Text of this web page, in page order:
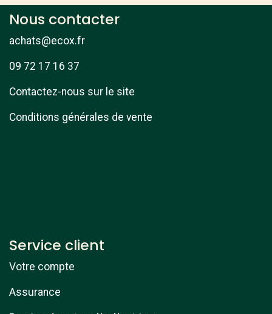
Nous contacter
achats@ecox.fr
09 72 17 16 37
Contactez-nous sur le site
Conditions générales de vente
Service client
Votre compte
Assurance